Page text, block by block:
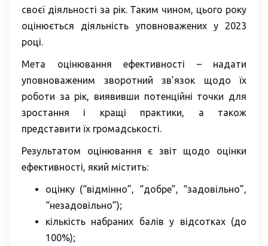
своєї діяльності за рік. Таким чином, цього року
оцінюється діяльність уповноважених у 2023
році.
Мета оцінювання ефективності – надати
уповноваженим зворотний зв’язок щодо їх
роботи за рік, виявивши потенційні точки для
зростання і кращі практики, а також
представити їх громадськості.
Результатом оцінювання є звіт щодо оцінки
ефективності, який містить:
оцінку (“відмінно”, “добре”, “задовільно”,
“незадовільно”);
кількість набраних балів у відсотках (до
100%);